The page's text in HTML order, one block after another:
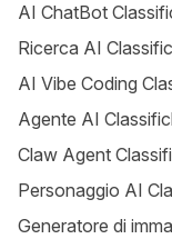
AI ChatBot
Ricerca AI
AI Vibe Coding
Agente AI
Claw Agent
Personaggio AI
Generatore di